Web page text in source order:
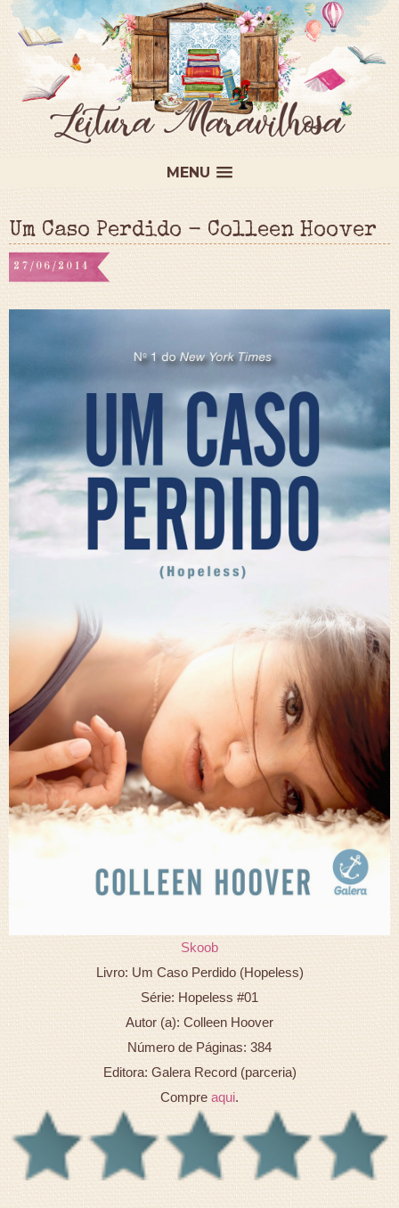
MENU
Um Caso Perdido - Colleen Hoover
27/06/2014
Skoob
Livro: Um Caso Perdido (Hopeless)
Série: Hopeless #01
Autor (a): Colleen Hoover
Número de Páginas: 384
Editora: Galera Record (parceria)
Compreaqui.